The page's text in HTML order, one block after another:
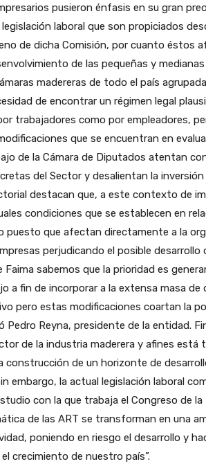
pusieron énfasis en su gran
laboral que son propiciados
de dicha Comisión, por cuanto éstos
de las pequeñas y
madereras de todo el país
de encontrar un régimen legal
trabajadores como por empleadores,
que se encuentran en
de la Cámara de Diputados atentan
del Sector y desalientan la inversión
destacan que, a este contexto de
condiciones que se establecen en
puesto que afectan directamente a la
perjudicando el posible desarrollo
Faima sabemos que la prioridad es
a fin de incorporar a la extensa masa de
pero estas modificaciones coartan la
Pedro Reyna, presidente de la entidad.
de la industria maderera y afines está
construcción de un horizonte de
embargo, la actual legislación laboral
con la que trabaja el Congreso de la
de las ART se transforman en una
poniendo en riesgo el desarrollo y
crecimiento de nuestro país”.